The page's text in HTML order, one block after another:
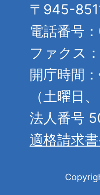
〒945-
電話番号
ファクス
開庁時間
（土曜日
法人番号
適格請求